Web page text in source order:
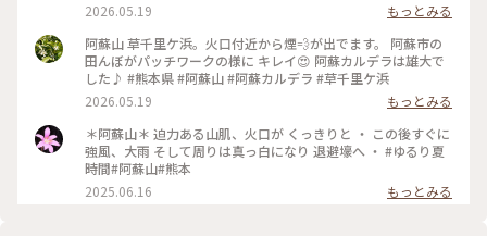
2026.05.19
もっとみる
阿蘇山 草千里ケ浜。火口付近から煙💨が出でます。 阿蘇市の
田んぼがパッチワークの様に キレイ😍 阿蘇カルデラは雄大で
した♪ #熊本県 #阿蘇山 #阿蘇カルデラ #草千里ケ浜
2026.05.19
もっとみる
＊阿蘇山＊ 迫力ある山肌、火口が くっきりと ・ この後すぐに
強風、大雨 そして周りは真っ白になり 退避壕へ ・ #ゆるり夏
時間#阿蘇山#熊本
2025.06.16
もっとみる